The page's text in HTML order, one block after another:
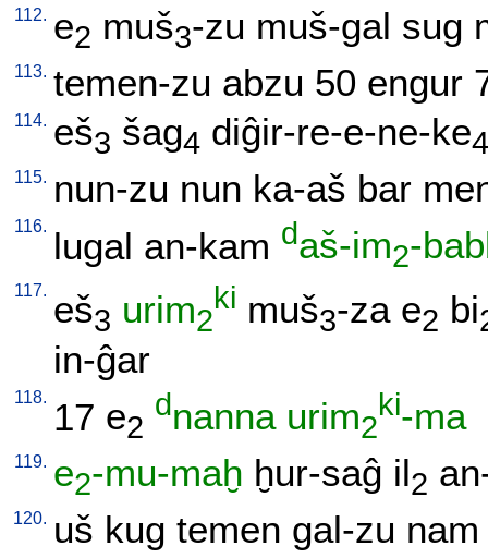
112. e2 muš3-zu muš-gal sug
113. temen-zu abzu 50 engur
114. eš3 šag4 diĝir-re-e-ne-ke4
115. nun-zu nun ka-aš bar
116. lugal an-kam daš-im2-
117. eš3 urim2
ki muš3-za e2 bi
in-ĝar
118. 17 e2
dnanna urim2
ki-ma
119. e2-mu-maḫ ḫur-saĝ il2
120. uš kug temen gal-zu nam